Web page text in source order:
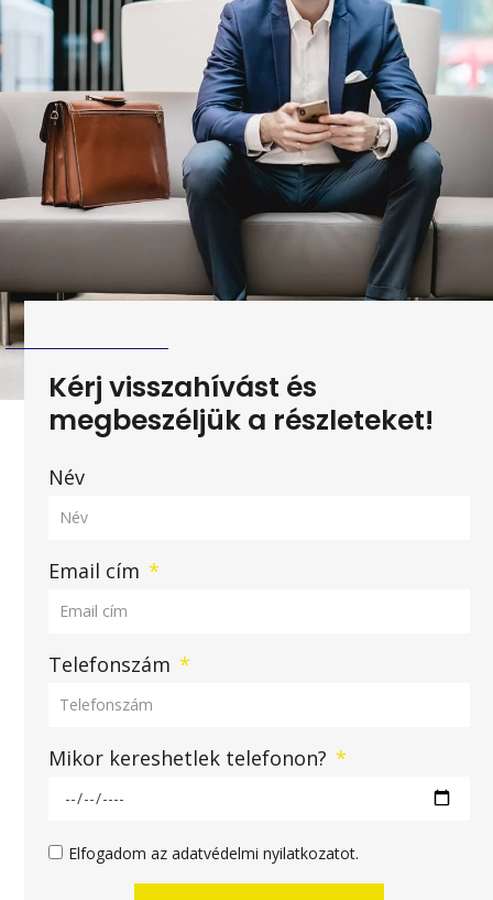
Kérj visszahívást és
megbeszéljük a részleteket!
Név
Email cím
Telefonszám
Mikor kereshetlek telefonon?
Elfogadom az adatvédelmi nyilatkozatot.